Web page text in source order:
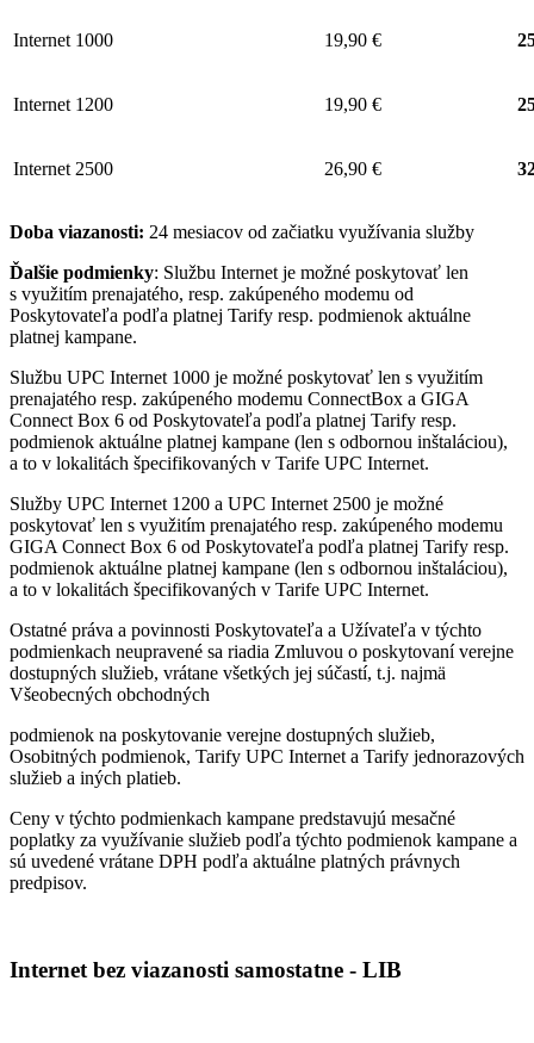
Internet 1000 19,90 €
Internet 1200 19,90 €
Internet 2500 26,90 €
Doba viazanosti: 24 mesiacov od začiatku využívania služby
Ďalšie podmienky: Službu Internet je možné poskytovať len
s využitím prenajatého, resp. zakúpeného modemu od
Poskytovateľa podľa platnej Tarify resp. podmienok aktuálne
platnej kampane.
Službu UPC Internet 1000 je možné poskytovať len s využitím
prenajatého resp. zakúpeného modemu ConnectBox a GIGA
Connect Box 6 od Poskytovateľa podľa platnej Tarify resp.
podmienok aktuálne platnej kampane (len s odbornou inštaláciou),
a to v lokalitách špecifikovaných v Tarife UPC Internet.
Služby UPC Internet 1200 a UPC Internet 2500 je možné
poskytovať len s využitím prenajatého resp. zakúpeného modemu
GIGA Connect Box 6 od Poskytovateľa podľa platnej Tarify resp.
podmienok aktuálne platnej kampane (len s odbornou inštaláciou),
a to v lokalitách špecifikovaných v Tarife UPC Internet.
Ostatné práva a povinnosti Poskytovateľa a Užívateľa v týchto
podmienkach neupravené sa riadia Zmluvou o poskytovaní verejne
dostupných služieb, vrátane všetkých jej súčastí, t.j. najmä
Všeobecných obchodných
podmienok na poskytovanie verejne dostupných služieb,
Osobitných podmienok, Tarify UPC Internet a Tarify jednorazových
služieb a iných platieb.
Ceny v týchto podmienkach kampane predstavujú mesačné
poplatky za využívanie služieb podľa týchto podmienok kampane a
sú uvedené vrátane DPH podľa aktuálne platných právnych
predpisov.
Internet bez viazanosti samostatne - LIB